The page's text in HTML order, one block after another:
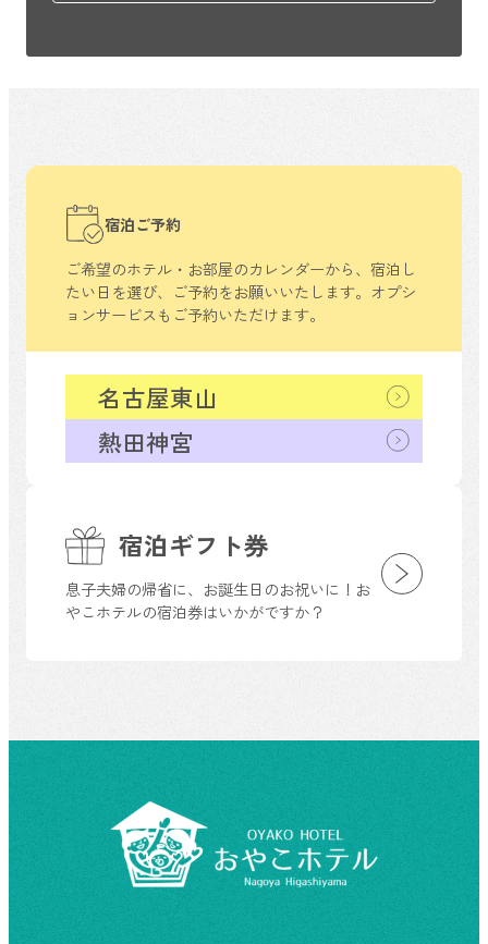
宿泊ギフト券
息子夫婦の帰省に、お誕生日のお祝いに！お
やこホテルの宿泊券はいかがですか？
宿泊ご予約
ご希望のホテル・お部屋のカレンダーから、 宿泊し
たい日を選び、ご予約をお願いいたします。 オプシ
ョンサービスもご予約いただけます。
熱田神宮
名古屋東山